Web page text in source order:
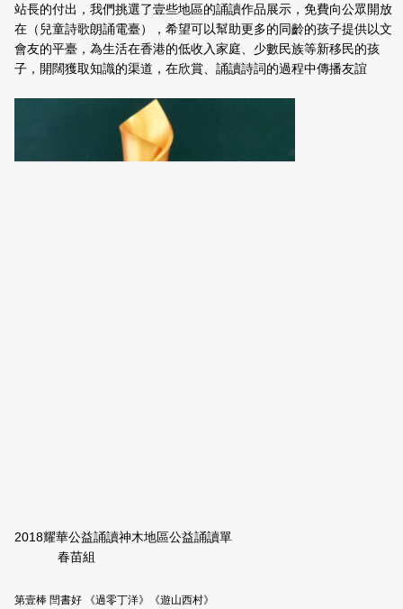
站長的付出，我們挑選了壹些地區的誦讀作品展示，免費向公眾開放
在（兒童詩歌朗誦電臺），希望可以幫助更多的同齡的孩子提供以文
會友的平臺，為生活在香港的低收入家庭、少數民族等新移民的孩
子，開闊獲取知識的渠道，在欣賞、誦讀詩詞的過程中傳播友誼
2018耀華公益誦讀神木地區公益誦讀單
春苗組
第壹棒 閆書好 《過零丁洋》《遊山西村》